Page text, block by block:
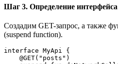
Шаг 3. Определение
Создадим GET-запрос, а также
(suspend function).
interface MyApi {
    @GET("posts")